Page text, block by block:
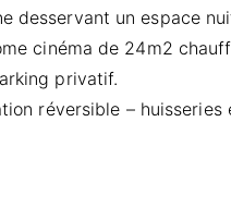
desservant un espace
cinéma de 24m2
privatif.
réversible –